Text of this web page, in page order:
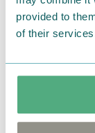
provided to
of their